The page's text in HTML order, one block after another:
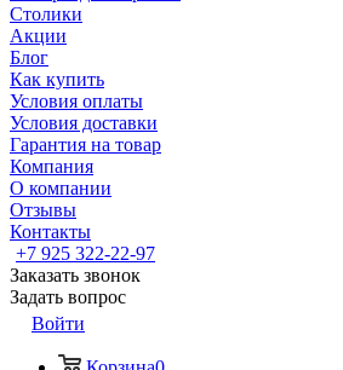
Столики
Акции
Блог
Как купить
Условия оплаты
Условия доставки
Гарантия на товар
Компания
О компании
Отзывы
Контакты
+7 925 322-22-97
Заказать звонок
Задать вопрос
Войти